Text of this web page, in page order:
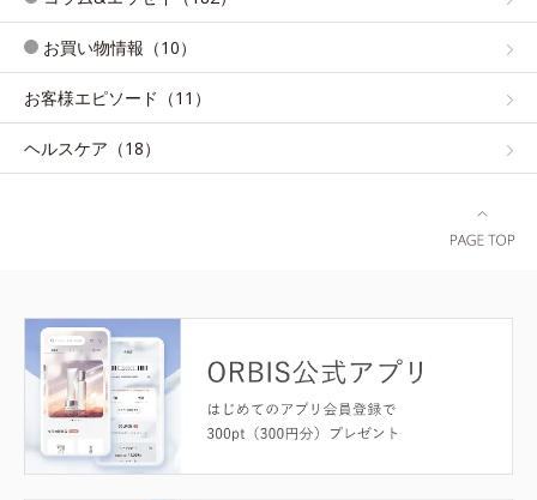
お買い物情報（10）
お客様エピソード（11）
ヘルスケア（18）